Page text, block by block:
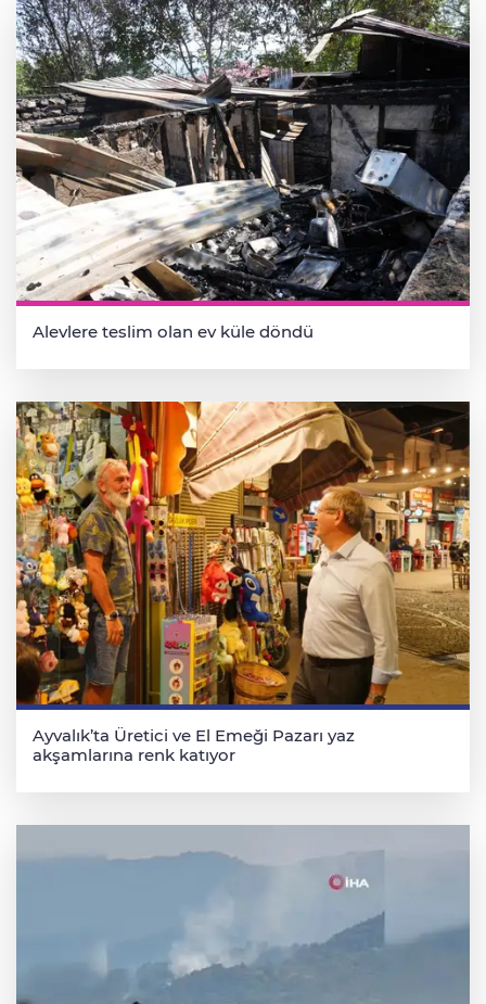
Alevlere teslim olan ev küle döndü
Ayvalık’ta Üretici ve El Emeği Pazarı yaz
akşamlarına renk katıyor